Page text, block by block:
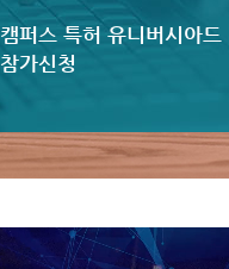
캠퍼스 특허 유니버시아드
참가신청